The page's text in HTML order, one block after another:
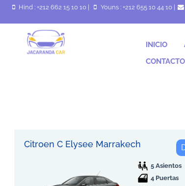
Hind : +212 662 15 10 10 Youns : +212 655 10 44 10
INICIO
CONTACTO
Citroen C Elysee Marrakech
5 Asientos
4 Puertas